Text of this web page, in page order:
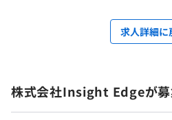
求人詳細に
株式会社Insight Edgeが募